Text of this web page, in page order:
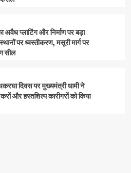
अवैध प्लाटिंग और निर्माण पर बड़ा
पर ध्वस्तीकरण, मसूरी मार्ग पर
सील
दिवस पर मुख्यमंत्री धामी ने
और हस्तशिल्प कारीगरों को किया